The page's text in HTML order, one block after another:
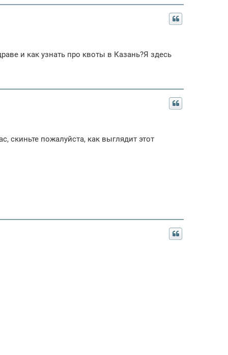
и как узнать про квоты в Казань?Я здесь
скиньте пожалуйста, как выглядит этот